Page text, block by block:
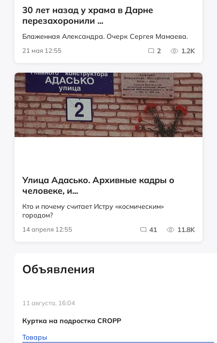
30 лет назад у храма в Дарне
перезахоронили ...
Блаженная Александра. Очерк Сергея Мамаева.
21 мая 12:55 2 1.2K
Улица Адасько. Архивные кадры о
человеке, и...
Кто и почему считает Истру «космическим»
городом?
14 апреля 12:55 41 11.8K
Объявления
11 августа, 16:04
Куртка на подростка CROPP
Товары